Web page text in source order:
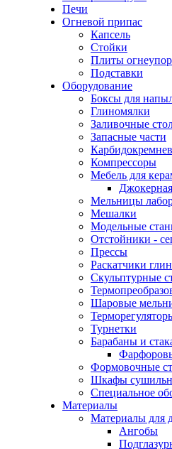
Печи
Огневой припас
Капсель
Стойки
Плиты
Подставки
Оборудование
Боксы для
Глиномялки
Заливочные
Запасные части
Компрессоры
Мебель для
Мельницы
Мешалки
Модельные
Отстойники -
Прессы
Раскатчики
Скульптурные
Шаровые
Турнетки
Барабаны и
Формовочные
Шкафы
Специальное
Материалы
Материалы для
Ангобы